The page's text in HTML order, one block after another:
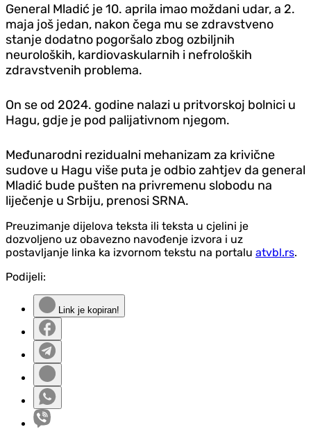
General Mladić je 10. aprila imao moždani udar, a 2.
maja još jedan, nakon čega mu se zdravstveno
stanje dodatno pogoršalo zbog ozbiljnih
neuroloških, kardiovaskularnih i nefroloških
zdravstvenih problema.
On se od 2024. godine nalazi u pritvorskoj bolnici u
Hagu, gdje je pod palijativnom njegom.
Međunarodni rezidualni mehanizam za krivične
sudove u Hagu više puta je odbio zahtjev da general
Mladić bude pušten na privremenu slobodu na
liječenje u Srbiju, prenosi SRNA.
Preuzimanje dijelova teksta ili teksta u cjelini je
dozvoljeno uz obavezno navođenje izvora i uz
postavljanje linka ka izvornom tekstu na portalu atvbl.rs.
Podijeli:
Link je kopiran!